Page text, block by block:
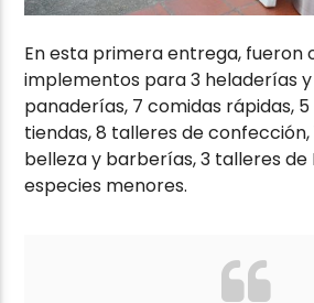
En esta primera entrega, fueron
implementos para 3 heladerías
panaderías, 7 comidas rápidas,
tiendas, 8 talleres de confección,
belleza y barberías, 3 talleres de
especies menores.